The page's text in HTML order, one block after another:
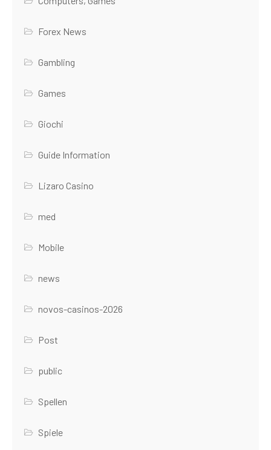
Forex News
Gambling
Games
Giochi
Guide Information
Lizaro Casino
med
Mobile
news
novos-casinos-2026
Post
public
Spellen
Spiele